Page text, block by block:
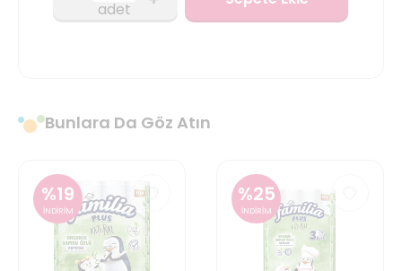
adet
Bunlara Da Göz Atın
%19
İNDİRİM
%25
İNDİRİM